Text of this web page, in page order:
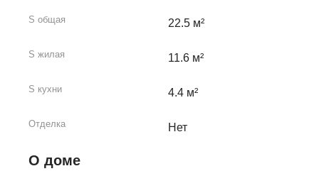
S общая 22.5 м²
S жилая 11.6 м²
S кухни 4.4 м²
Отделка Нет
О доме